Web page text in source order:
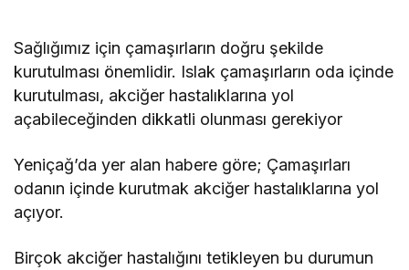
Sağlığımız için çamaşırların doğru şekilde
kurutulması önemlidir. Islak çamaşırların oda içinde
kurutulması, akciğer hastalıklarına yol
açabileceğinden dikkatli olunması gerekiyor
Yeniçağ’da yer alan habere göre; Çamaşırları
odanın içinde kurutmak akciğer hastalıklarına yol
açıyor.
Birçok akciğer hastalığını tetikleyen bu durumun